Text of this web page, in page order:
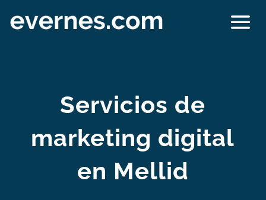
Servicios de
marketing digital
en Mellid